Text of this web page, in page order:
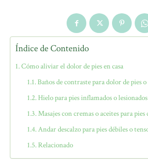
Índice de Contenido
Cómo aliviar el dolor de pies en casa
Baños de contraste para dolor de pies
Hielo para pies inflamados o lesionados
Masajes con cremas o aceites para pies
Andar descalzo para pies débiles o
Relacionado